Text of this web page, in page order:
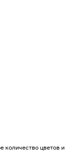
количество цветов и